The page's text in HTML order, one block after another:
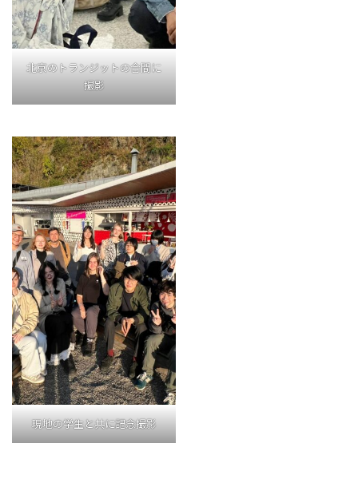
北京のトランジットの合間に
撮影
現地の学生と共に記念撮影